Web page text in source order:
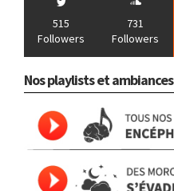
515
Followers
731
Followers
Nos playlists et ambiances